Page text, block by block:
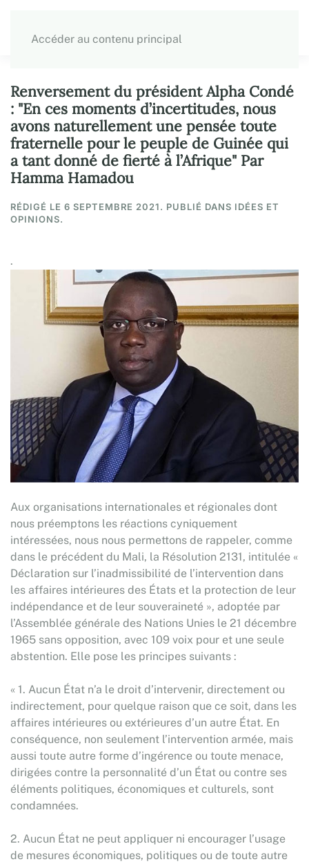
Accéder au contenu principal
Renversement du président Alpha Condé
: "En ces moments d’incertitudes, nous
avons naturellement une pensée toute
fraternelle pour le peuple de Guinée qui
a tant donné de fierté à l’Afrique" Par
Hamma Hamadou
RÉDIGÉ LE 6 SEPTEMBRE 2021. PUBLIÉ DANS IDÉES ET
OPINIONS.
.
Aux organisations internationales et régionales dont
nous préemptons les réactions cyniquement
intéressées, nous nous permettons de rappeler, comme
dans le précédent du Mali, la Résolution 2131, intitulée «
Déclaration sur l’inadmissibilité de l’intervention dans
les affaires intérieures des États et la protection de leur
indépendance et de leur souveraineté », adoptée par
l’Assemblée générale des Nations Unies le 21 décembre
1965 sans opposition, avec 109 voix pour et une seule
abstention. Elle pose les principes suivants :
« 1. Aucun État n’a le droit d’intervenir, directement ou
indirectement, pour quelque raison que ce soit, dans les
affaires intérieures ou extérieures d’un autre État. En
conséquence, non seulement l’intervention armée, mais
aussi toute autre forme d’ingérence ou toute menace,
dirigées contre la personnalité d’un État ou contre ses
éléments politiques, économiques et culturels, sont
condamnées.
2. Aucun État ne peut appliquer ni encourager l’usage
de mesures économiques, politiques ou de toute autre